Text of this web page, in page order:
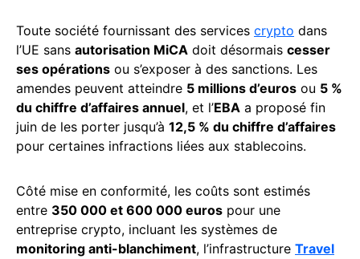
Toute société fournissant des services crypto dans
l’UE sans autorisation MiCA doit désormais cesser
ses opérations ou s’exposer à des sanctions. Les
amendes peuvent atteindre 5 millions d’euros ou 5 %
du chiffre d’affaires annuel, et l’EBA a proposé fin
juin de les porter jusqu’à 12,5 % du chiffre d’affaires
pour certaines infractions liées aux stablecoins.
Côté mise en conformité, les coûts sont estimés
entre 350 000 et 600 000 euros pour une
entreprise crypto, incluant les systèmes de
monitoring anti-blanchiment, l’infrastructure Travel